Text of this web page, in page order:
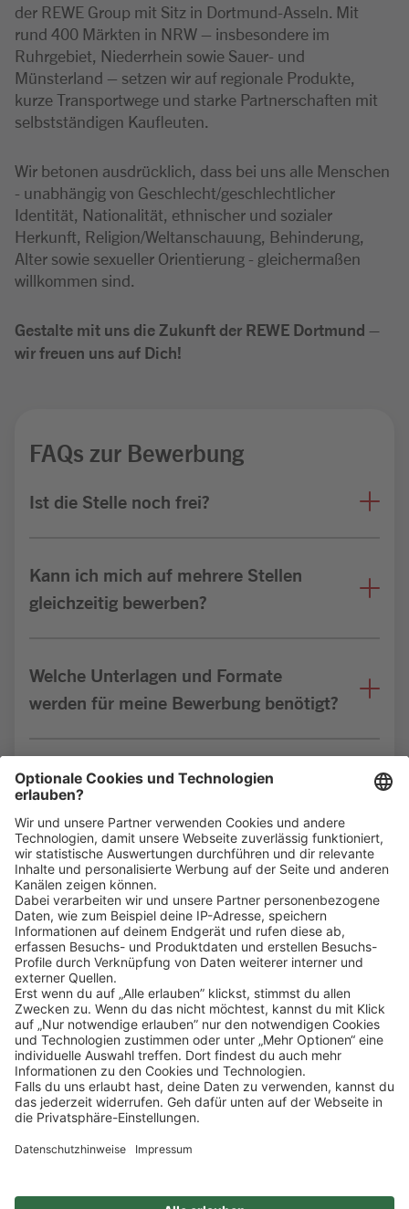
der REWE Group mit Sitz in Dortmund-Asseln. Mit
rund 400 Märkten in NRW – insbesondere im
Ruhrgebiet, Niederrhein sowie Sauer- und
Münsterland – setzen wir auf regionale Produkte,
kurze Transportwege und starke Partnerschaften mit
selbstständigen Kaufleuten.
Wir betonen ausdrücklich, dass bei uns alle Menschen
- unabhängig von Geschlecht/geschlechtlicher
Identität, Nationalität, ethnischer und sozialer
Herkunft, Religion/Weltanschauung, Behinderung,
Alter sowie sexueller Orientierung - gleichermaßen
willkommen sind.
Gestalte mit uns die Zukunft der REWE Dortmund –
wir freuen uns auf Dich!
FAQs zur Bewerbung
Ist die Stelle noch frei?
Kann ich mich auf mehrere Stellen
gleichzeitig bewerben?
Welche Unterlagen und Formate
werden für meine Bewerbung benötigt?
Bin ich für die Stelle geeignet?
Klickehier, um alle offenen Jobs zu sehen.
Impressum Datenschutz
Privatsphäre-Einstellungen
FAQ
Veranstaltungen
Sitemap